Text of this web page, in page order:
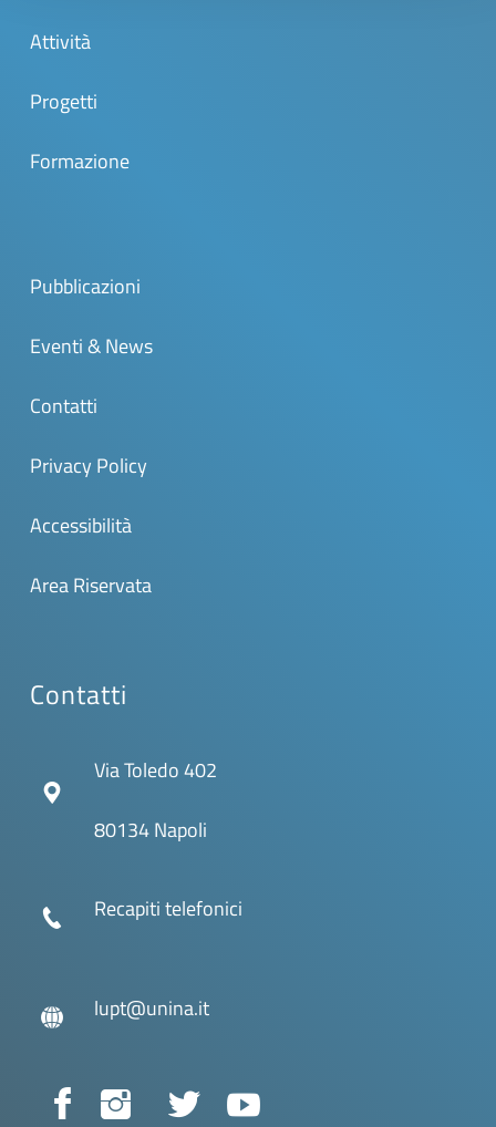
Attività
Progetti
Formazione
Pubblicazioni
Eventi & News
Contatti
Privacy Policy
Accessibilità
Area Riservata
Contatti
Via Toledo 402
80134 Napoli
Recapiti telefonici
lupt@unina.it